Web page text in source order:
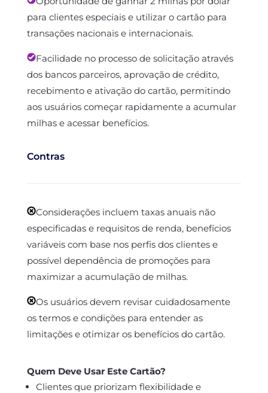
para clientes especiais e utilizar o cartão para
transações nacionais e internacionais.
Facilidade no processo de solicitação através
dos bancos parceiros, aprovação de crédito,
recebimento e ativação do cartão, permitindo
aos usuários começar rapidamente a acumular
milhas e acessar benefícios.
Contras
Considerações incluem taxas anuais não
especificadas e requisitos de renda, benefícios
variáveis com base nos perfis dos clientes e
possível dependência de promoções para
maximizar a acumulação de milhas.
Os usuários devem revisar cuidadosamente
os termos e condições para entender as
limitações e otimizar os benefícios do cartão.
Quem Deve Usar Este Cartão?
Clientes que priorizam flexibilidade e